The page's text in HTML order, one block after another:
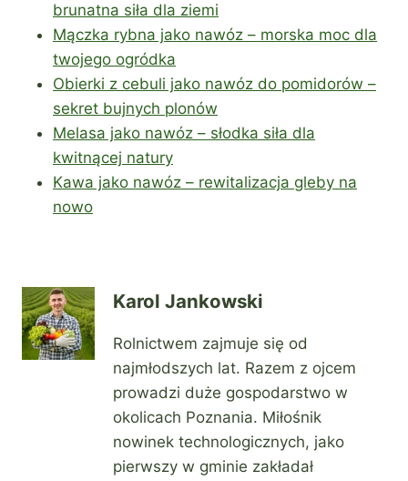
brunatna siła dla ziemi
Mączka rybna jako nawóz – morska moc dla
twojego ogródka
Obierki z cebuli jako nawóz do pomidorów –
sekret bujnych plonów
Melasa jako nawóz – słodka siła dla
kwitnącej natury
Kawa jako nawóz – rewitalizacja gleby na
nowo
Karol Jankowski
Rolnictwem zajmuje się od
najmłodszych lat. Razem z ojcem
prowadzi duże gospodarstwo w
okolicach Poznania. Miłośnik
nowinek technologicznych, jako
pierwszy w gminie zakładał